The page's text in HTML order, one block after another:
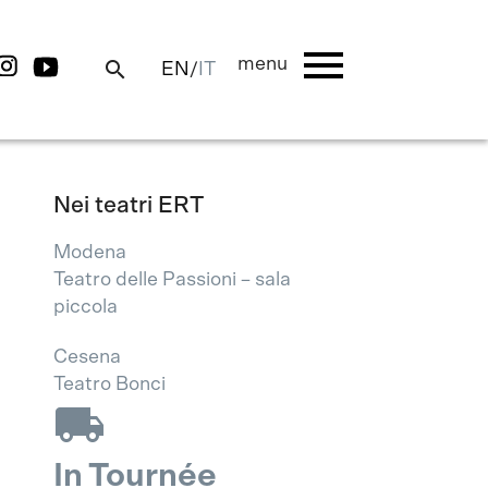
search EN / IT menu menu
Nei teatri ERT
Modena
Teatro delle Passioni – sala
piccola
Cesena
Teatro Bonci
local_shipping
In Tournée